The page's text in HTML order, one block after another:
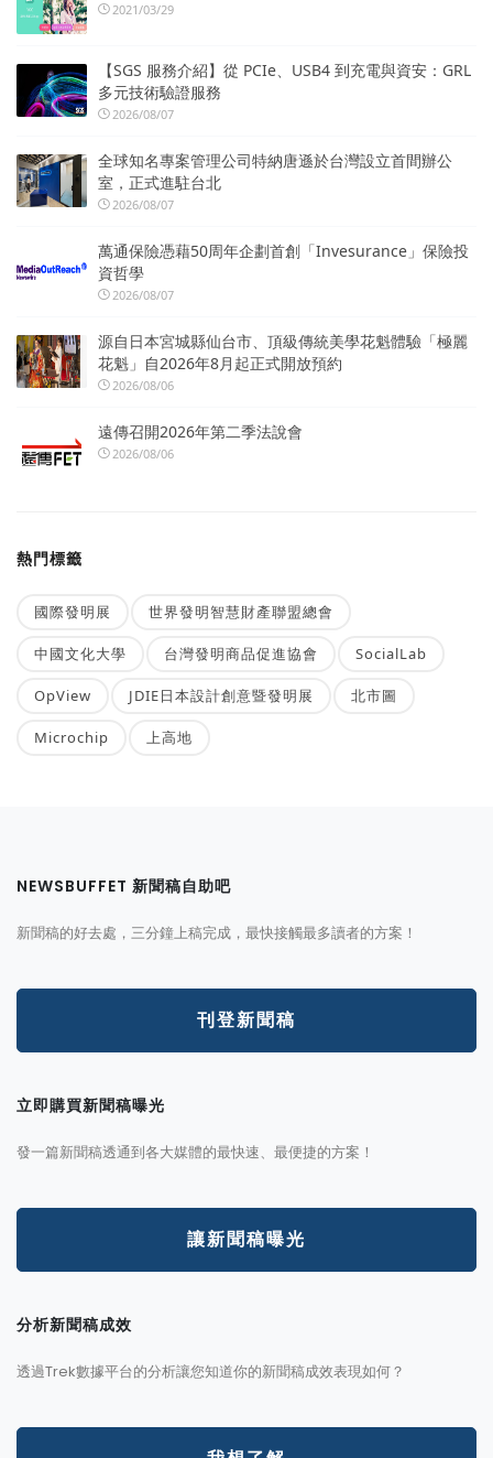
2021/03/29
【SGS 服務介紹】從 PCIe、USB4 到充電與資安：GRL
多元技術驗證服務
2026/08/07
全球知名專案管理公司特納唐遜於台灣設立首間辦公
室，正式進駐台北
2026/08/07
萬通保險憑藉50周年企劃首創「Invesurance」保險投
資哲學
2026/08/07
源自日本宮城縣仙台市、頂級傳統美學花魁體驗「極麗
花魁」自2026年8月起正式開放預約
2026/08/06
遠傳召開2026年第二季法說會
2026/08/06
熱門標籤
國際發明展 世界發明智慧財產聯盟總會
中國文化大學 台灣發明商品促進協會 SocialLab
OpView JDIE日本設計創意暨發明展 北市圖
Microchip 上高地
NEWSBUFFET 新聞稿自助吧
新聞稿的好去處，三分鐘上稿完成，最快接觸最多讀者的方案！
刊登新聞稿
立即購買新聞稿曝光
發一篇新聞稿透通到各大媒體的最快速、最便捷的方案！
讓新聞稿曝光
分析新聞稿成效
透過Trek數據平台的分析讓您知道你的新聞稿成效表現如何？